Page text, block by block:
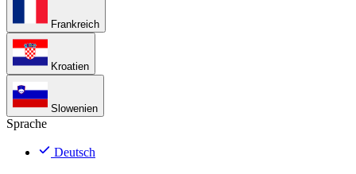
Frankreich
Kroatien
Slowenien
Sprache
Deutsch